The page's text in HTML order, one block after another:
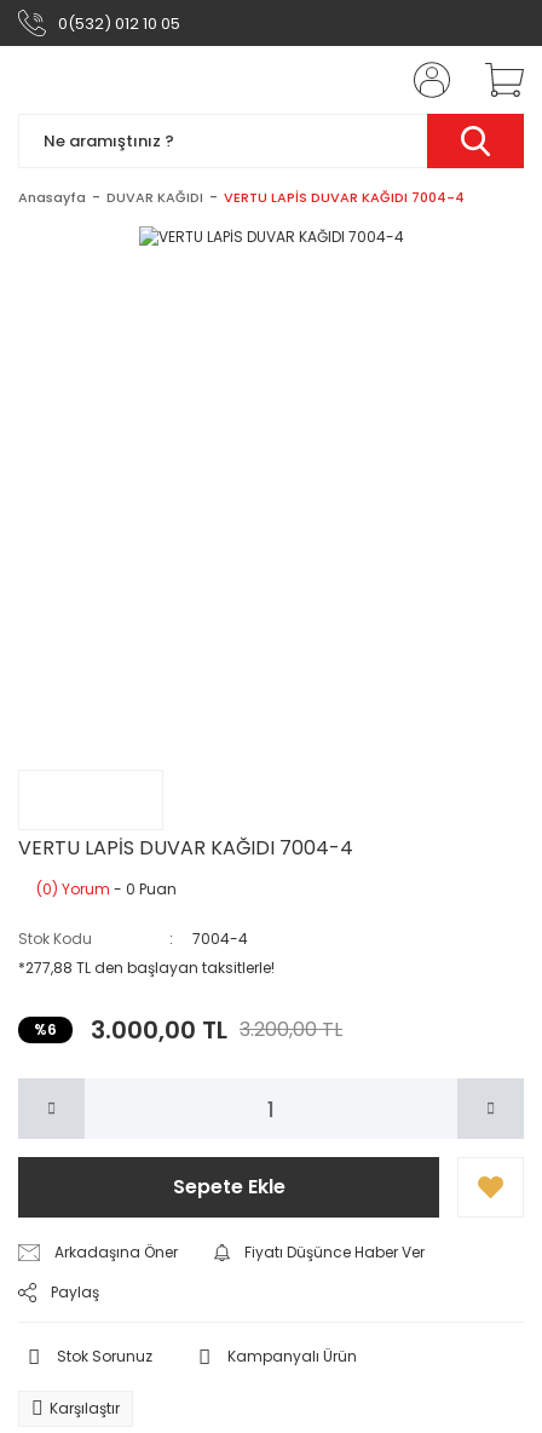
0(532) 012 10 05
Anasayfa DUVAR KAĞIDI VERTU LAPİS DUVAR KAĞIDI 7004-4
VERTU LAPİS DUVAR KAĞIDI 7004-4
(0) Yorum - 0 Puan
Stok Kodu
7004-4
*277,88 TL den başlayan taksitlerle!
%6 3.000,00 TL 3.200,00 TL
Sepete Ekle
Arkadaşına Öner
Fiyatı Düşünce Haber Ver
Paylaş
Stok Sorunuz Kampanyalı Ürün
Karşılaştır